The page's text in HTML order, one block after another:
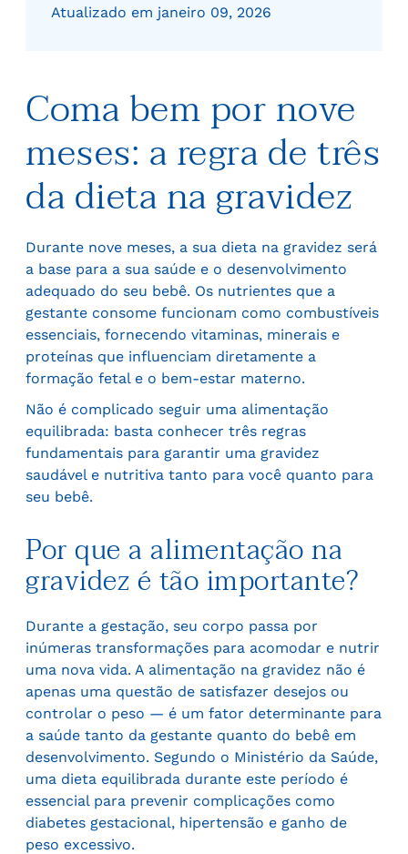
Atualizado em janeiro 09, 2026
Coma bem por nove
meses: a regra de três
da dieta na gravidez
Durante nove meses, a sua dieta na gravidez será
a base para a sua saúde e o desenvolvimento
adequado do seu bebê. Os nutrientes que a
gestante consome funcionam como combustíveis
essenciais, fornecendo vitaminas, minerais e
proteínas que influenciam diretamente a
formação fetal e o bem-estar materno.
Não é complicado seguir uma alimentação
equilibrada: basta conhecer três regras
fundamentais para garantir uma gravidez
saudável e nutritiva tanto para você quanto para
seu bebê.
Por que a alimentação na
gravidez é tão importante?
Durante a gestação, seu corpo passa por
inúmeras transformações para acomodar e nutrir
uma nova vida. A alimentação na gravidez não é
apenas uma questão de satisfazer desejos ou
controlar o peso — é um fator determinante para
a saúde tanto da gestante quanto do bebê em
desenvolvimento. Segundo o Ministério da Saúde,
uma dieta equilibrada durante este período é
essencial para prevenir complicações como
diabetes gestacional, hipertensão e ganho de
peso excessivo.